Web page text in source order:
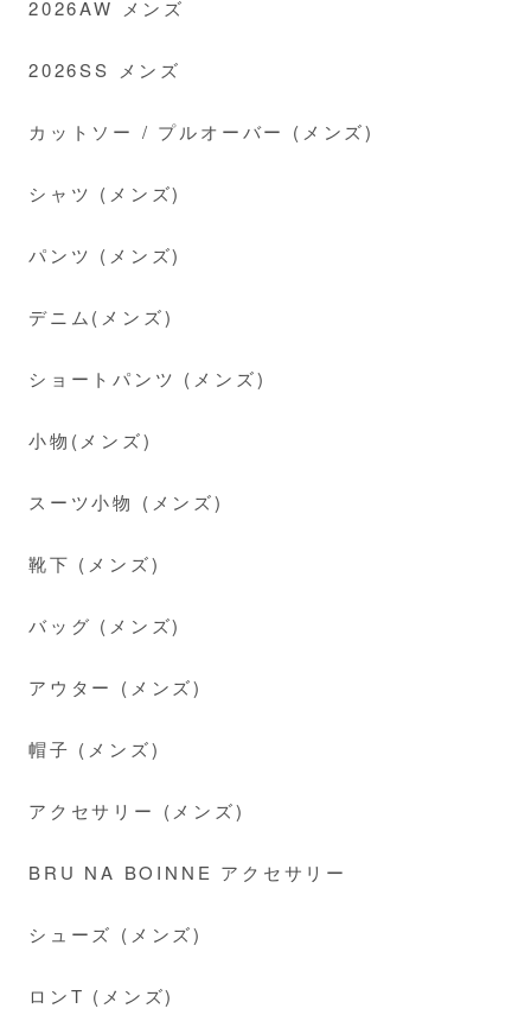
2026AW メンズ
2026SS メンズ
カットソー / プルオーバー (メンズ)
シャツ (メンズ)
パンツ (メンズ)
デニム(メンズ)
ショートパンツ (メンズ)
小物(メンズ)
スーツ小物 (メンズ)
靴下 (メンズ)
バッグ (メンズ)
アウター (メンズ)
帽子 (メンズ)
アクセサリー (メンズ)
BRU NA BOINNE アクセサリー
シューズ (メンズ)
ロンT (メンズ)